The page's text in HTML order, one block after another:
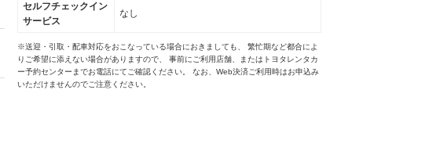
セルフチェックイン
サービス
なし
※送迎・引取・配車対応をおこなっている場合におきましても、 繁忙期など都合によ
りご希望に添えない場合がありますので、 事前にご利用店舗、またはトヨタレンタカ
ー予約センターまでお電話にてご確認ください。 なお、Web決済ご利用時はお申込み
いただけませんのでご注意ください。